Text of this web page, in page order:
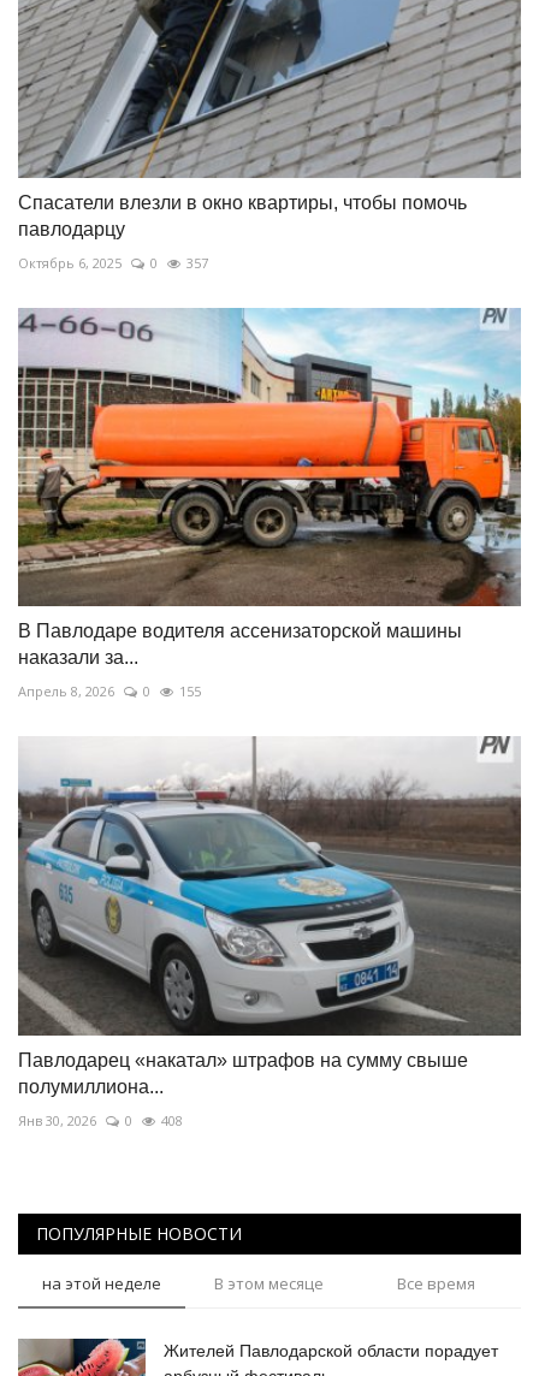
Спасатели влезли в окно квартиры, чтобы помочь
павлодарцу
Октябрь 6, 2025 0 357
В Павлодаре водителя ассенизаторской машины
наказали за...
Апрель 8, 2026 0 155
Павлодарец «накатал» штрафов на сумму свыше
полумиллиона...
Янв 30, 2026 0 408
ПОПУЛЯРНЫЕ НОВОСТИ
на этой неделе В этом месяце Все время
Жителей Павлодарской области порадует